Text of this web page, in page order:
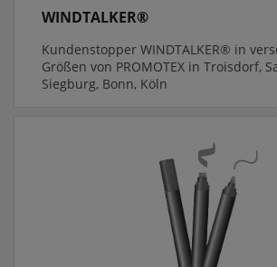
WINDTALKER®
Kundenstopper WINDTALKER® in
Größen von PROMOTEX in Troisdorf,
Siegburg, Bonn, Köln